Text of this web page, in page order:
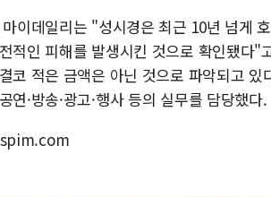
이데일리는 "성시경은 최근 10년 넘게
적인 피해를 발생시킨 것으로 확인됐다
코 적은 금액은 아닌 것으로 파악되고
연·방송·광고·행사 등의 실무를 담당했다.